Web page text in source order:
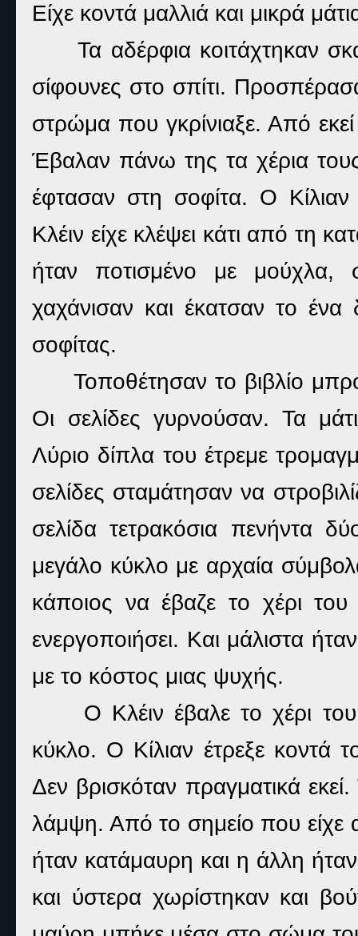
Είχε κοντά μαλλιά και μικρά
Τα αδέρφια κοιτάχτηκαν
σίφουνες στο σπίτι.
στρώμα που γκρίνιαξε. Από
Έβαλαν πάνω της τα χέρια
έφτασαν στη σοφίτα. Ο
Κλέιν είχε κλέψει κάτι από τη
ήταν ποτισμένο με μούχλα,
χαχάνισαν και έκατσαν το
σοφίτας.
Τοποθέτησαν το βιβλίο
Οι σελίδες γυρνούσαν. Τα
Λύριο δίπλα του έτρεμε
σελίδες σταμάτησαν να
σελίδα τετρακόσια πενήντα
μεγάλο κύκλο με αρχαία
κάποιος να έβαζε το χέρι
ενεργοποιήσει. Και μάλιστα
με το κόστος μιας ψυχής.
Ο Κλέιν έβαλε το χέρι
κύκλο. Ο Κίλιαν έτρεξε κοντά
Δεν βρισκόταν πραγματικά εκεί.
λάμψη. Από το σημείο που είχε
ήταν κατάμαυρη και η άλλη
και ύστερα χωρίστηκαν και